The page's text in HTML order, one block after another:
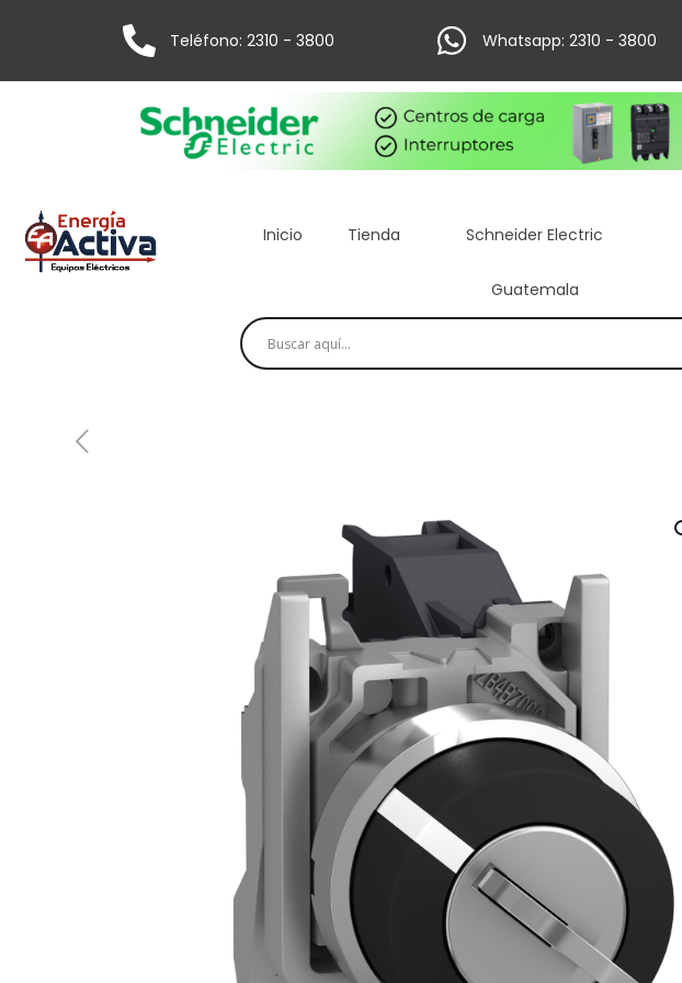
Teléfono: 2310 - 3800 Whatsapp: 2310 - 3800
Inicio Tienda Schneider Electric
Guatemala